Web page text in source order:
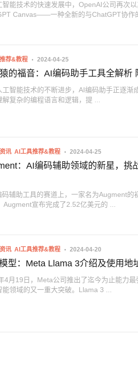
智能技术的快速发展中，OpenAI公司再次
Canvas——一种全新的与ChatGPT协作
荐&教程 2024-04-25
的福音：AI编码助手工具全解析
工智能技术的不断进步，AI编码助手正逐渐
解复杂的编程语言和逻辑，提 ...
讯 AI工具推荐&教程 2024-04-25
：AI编码辅助领域的新星，挑
码辅助工具的赛道上，一家名为Augment的
Augment宣布完成了2.52亿美元的 ...
讯 AI工具推荐&教程 2024-04-20
型：Meta Llama 3介绍及使用地
4月19日，Meta公司推出了迄今为止能力
能领域的又一重大突破。Llama 3 ...